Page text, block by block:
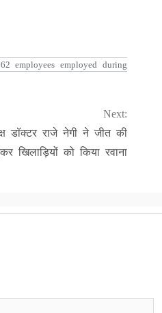
employees employed during
Next:
डॉक्टर राजे नेगी ने जीत की
खिलाड़ियों को किया रवाना